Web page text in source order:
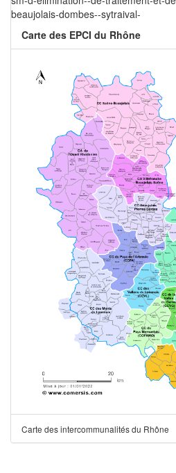
beaujolais-dombes--sytraival-
Carte des EPCI du Rhône
Carte des intercommunalités du Rhône